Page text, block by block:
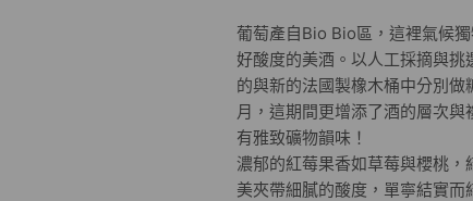
葡萄產自Bio Bio區，這裡氣候
好酸度的美酒。以人工採摘與
的與新的法國製橡木桶中分別
月，這期間更增添了酒的層次
有雅致礦物韻味！
濃郁的紅莓果香如草莓與櫻桃
美夾帶細膩的酸度，單寧結實